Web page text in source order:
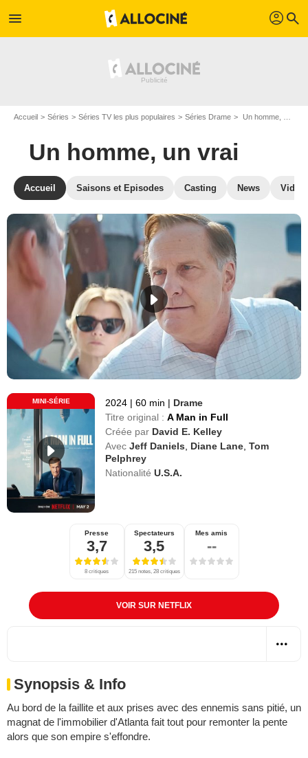
menu profil search
Accueil Séries Séries TV les plus populaires Séries Drame Un homme, un vrai
Un homme, un vrai
Accueil Saisons et Episodes Casting News
MINI-SÉRIE 2024 | 60 min | Drame
Titre original : A Man in Full
Créée par David E. Kelley
Avec Jeff Daniels Diane Lane ,Tom
Pelphrey
Nationalité U.S.A.
Presse
3,7
8 critiques
Spectateurs
3,5
215 notes, 28 critiques
Mes amis
--
VOIR SUR NETFLIX
Synopsis & Info
Au bord de la faillite et aux prises avec des ennemis sans pitié, un
magnat de l'immobilier d'Atlanta fait tout pour remonter la pente
alors que son empire s'effondre.